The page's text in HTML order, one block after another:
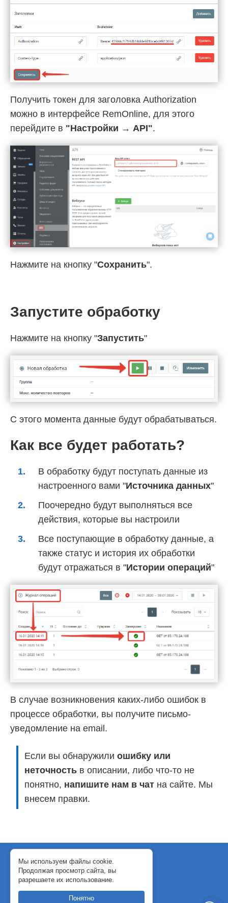
Получить токен для заголовка Authorization
можно в интерфейсе RemOnline, для этого
перейдите в "Настройки → API".
Нажмите на кнопку "Сохранить".
Запустите обработку
Нажмите на кнопку "Запустить"
С этого момента данные будут обрабатываться.
Как все будет работать?
В обработку будут поступать данные из
настроенного вами "Источника данных"
Поочередно будут выполняться все
действия, которые вы настроили
Все поступающие в обработку данные, а
также статус и история их обработки
будут отражаться в "Истории операций"
В случае возникновения каких-либо ошибок в
процессе обработки, вы получите письмо-
уведомление на email.
Если вы обнаружили ошибку или
неточность в описании, либо что-то не
понятно, напишите нам в чат на сайте. Мы
внесем правки.
© 2018-2024 WebJack
Политика конфиденциальности
Договор-оферта
Мы используем файлы cookie.
Продолжая просмотр сайта, вы
разрешаете их использование.
Понятно